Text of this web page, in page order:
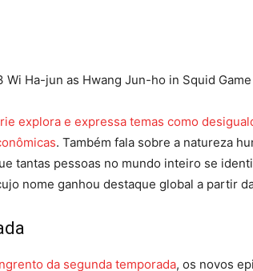
Wi Ha-jun as Hwang Jun-ho in Squid
explora e expressa temas como
. Também fala sobre a natureza
tantas pessoas no mundo inteiro se
nome ganhou destaque global a partir
da segunda temporada, os novos